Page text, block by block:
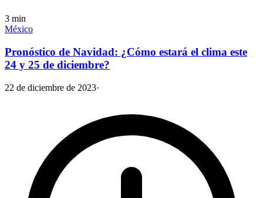
3 min
México
Pronóstico de Navidad: ¿Cómo estará el clima este
24 y 25 de diciembre?
22 de diciembre de 2023·